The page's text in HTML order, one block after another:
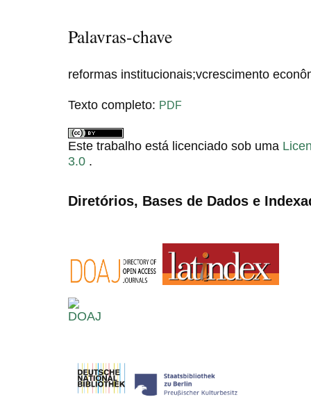
Palavras-chave
reformas institucionais;vcrescimento
Texto completo: PDF
Este trabalho está licenciado sob uma
3.0 .
Diretórios, Bases de Dados e